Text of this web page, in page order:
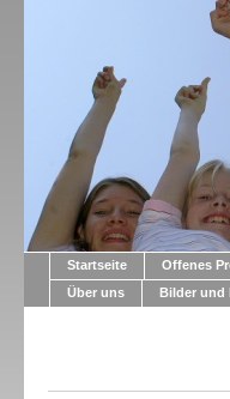
Startseite Offenes
Über uns
Bilder und